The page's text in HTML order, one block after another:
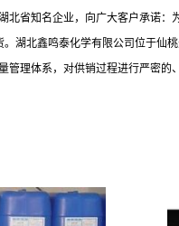
北省知名企业，向广大客户承诺
。湖北鑫鸣泰化学有限公司位于仙
管理体系，对供销过程进行严密